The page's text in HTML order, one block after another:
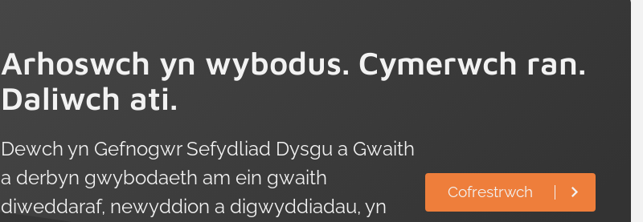
Arhoswch yn wybodus. Cymerwch ran.
Daliwch ati.
Dewch yn Gefnogwr Sefydliad Dysgu a Gwaith
a derbyn gwybodaeth am ein gwaith
diweddaraf, newyddion a digwyddiadau, yn
Cofrestrwch